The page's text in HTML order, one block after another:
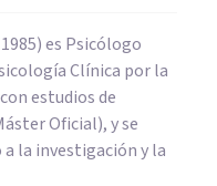
es Psicólogo
Clínica por la
estudios de
Oficial), y se
la investigación y la